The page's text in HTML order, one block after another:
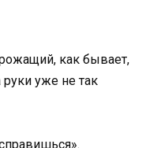
как бывает,
уже не так